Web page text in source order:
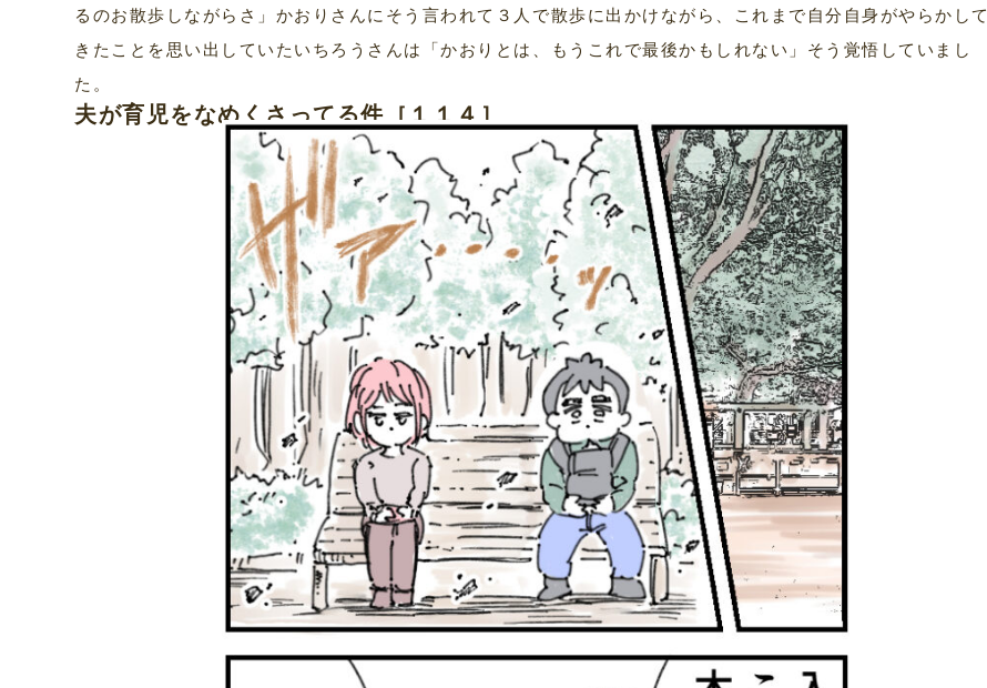
るのお散歩しながらさ」かおりさんにそう言われて３人で散歩に出かけながら、これまで自分自身がやらかして
きたことを思い出していたいちろうさんは「かおりとは、もうこれで最後かもしれない」そう覚悟していまし
た。
夫が育児をなめくさってる件［１１４］